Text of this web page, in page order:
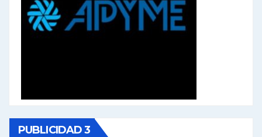
PUBLICIDAD 3